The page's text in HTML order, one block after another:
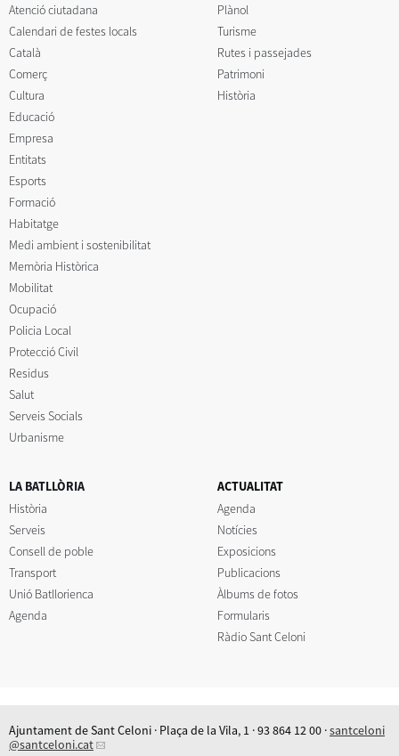
Atenció ciutadana
Calendari de festes locals
Català
Comerç
Cultura
Educació
Empresa
Entitats
Esports
Formació
Habitatge
Medi ambient i sostenibilitat
Memòria Històrica
Mobilitat
Ocupació
Policia Local
Protecció Civil
Residus
Salut
Serveis Socials
Urbanisme
Plànol
Turisme
Rutes i passejades
Patrimoni
Història
LA BATLLÒRIA
Història
Serveis
Consell de poble
Transport
Unió Batllorienca
Agenda
ACTUALITAT
Agenda
Notícies
Exposicions
Publicacions
Àlbums de fotos
Formularis
Ràdio Sant Celoni
Ajuntament de Sant Celoni · Plaça de la Vila, 1 · 93 864 12 00 ·santceloni
@santceloni.cat